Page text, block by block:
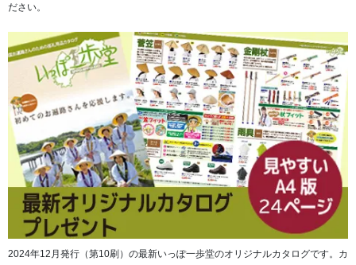
クリアポケット数は「30」あり、簡単に順番を入れ替えて
御朱印を綺麗に保管できるのが特長の一つです。使ってみ
ださい。
2024年12月発行（第10刷）の最新いっぽ一歩堂のオリジナルカタログです。カ